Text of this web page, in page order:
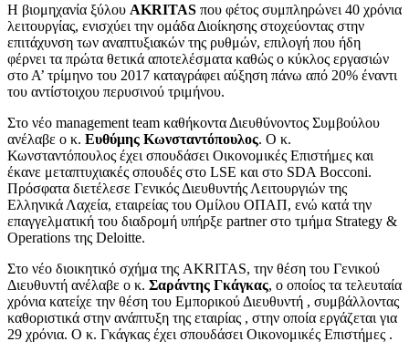
H βιομηχανία ξύλου AKRITAS που φέτος συμπληρώνει 40 χρόνια
λειτουργίας, ενισχύει την ομάδα Διοίκησης στοχεύοντας στην
επιτάχυνση των αναπτυξιακών της ρυθμών, επιλογή που ήδη
φέρνει τα πρώτα θετικά αποτελέσματα καθώς ο κύκλος εργασιών
στο Α’ τρίμηνο του 2017 καταγράφει αύξηση πάνω από 20% έναντι
του αντίστοιχου περυσινού τριμήνου.
Στο νέο management team καθήκοντα Διευθύνοντος Συμβούλου
ανέλαβε ο κ. Ευθύμης Κωνσταντόπουλος. Ο κ.
Κωνσταντόπουλος έχει σπουδάσει Οικονομικές Επιστήμες και
έκανε μεταπτυχιακές σπουδές στο LSE και στο SDA Bocconi.
Πρόσφατα διετέλεσε Γενικός Διευθυντής Λειτουργιών της
Ελληνικά Λαχεία, εταιρείας του Ομίλου ΟΠΑΠ, ενώ κατά την
επαγγελματική του διαδρομή υπήρξε partner στο τμήμα Strategy &
Operations της Deloitte.
Στο νέο διοικητικό σχήμα της AKRITAS, την θέση του Γενικού
Διευθυντή ανέλαβε ο κ. Σαράντης Γκάγκας, ο οποίος τα τελευταία
χρόνια κατείχε την θέση του Εμπορικού Διευθυντή , συμβάλλοντας
καθοριστικά στην ανάπτυξη της εταιρίας , στην οποία εργάζεται για
29 χρόνια. Ο κ. Γκάγκας έχει σπουδάσει Οικονομικές Επιστήμες .